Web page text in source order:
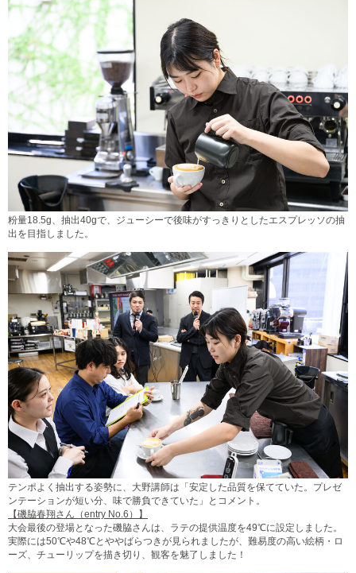
粉量18.5g、抽出40gで、ジューシーで後味がすっきりとしたエスプレッソの抽
出を目指しました。
テンポよく抽出する姿勢に、大野講師は「安定した品質を保てていた。プレゼ
ンテーションが短い分、味で勝負できていた」とコメント。
【磯脇春翔さん（entry No.6）】
大会最後の登場となった磯脇さんは、ラテの提供温度を49℃に設定しました。
実際には50℃や48℃とややばらつきが見られましたが、難易度の高い絵柄・ロ
ーズ、チューリップを描き切り、観客を魅了しました！